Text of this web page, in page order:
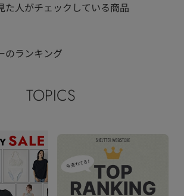
た人がチェックしている商品
のランキング
TOPICS